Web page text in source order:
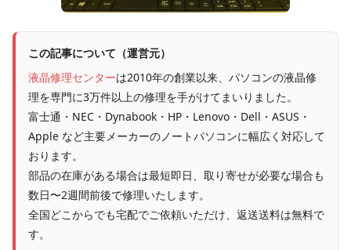
この記事について（運営元）
液晶修理センターは2010年の創業以来、パソコンの液晶修
理を専門に3万件以上の修理を手がけてまいりました。
富士通・NEC・Dynabook・HP・Lenovo・Dell・ASUS・
Apple など主要メーカーのノートパソコンに幅広く対応して
おります。
部品の在庫がある場合は最短即日、取り寄せが必要な場合も
数日〜2週間前後で修理いたします。
全国どこからでも宅配でご依頼いただけ、返送送料は無料で
す。